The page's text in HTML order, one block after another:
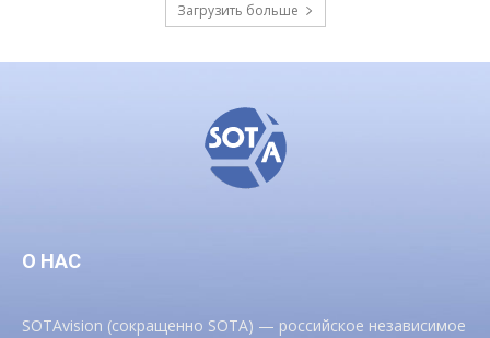
Загрузить больше
О НАС
SOTAvision (сокращенно SOTA) — российское независимое